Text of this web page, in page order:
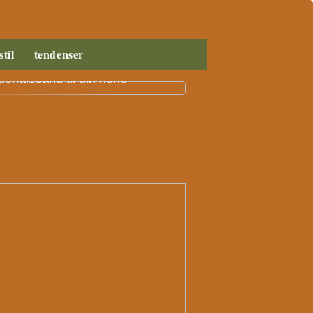
tendenser
vælger du det rigtige
til din hund